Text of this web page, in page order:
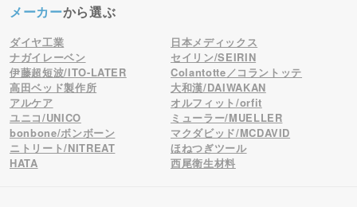
メーカーから選ぶ
ダイヤ工業
日本メディックス
ナガイレーベン
セイリン/SEIRIN
伊藤超短波/ITO-LATER
Colantotte／コラントッテ
高田ベッド製作所
大和漢/DAIWAKAN
アルケア
オルフィット/orfit
ユニコ/UNICO
ミューラー/MUELLER
bonbone/ボンボーン
マクダビッド/MCDAVID
ニトリート/NITREAT
ほねつぎツール
HATA
西尾衛生材料